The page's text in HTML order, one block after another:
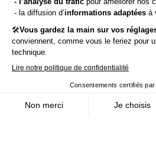
France Alu Color, spécialiste du laquage
Mentions Légales Confidentialité